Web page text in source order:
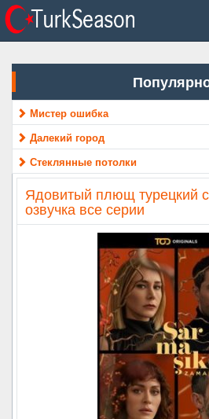
Мистер ошибка
Далекий город
Стеклянные потолки
Ядовитый плющ турецкий
озвучка все серии